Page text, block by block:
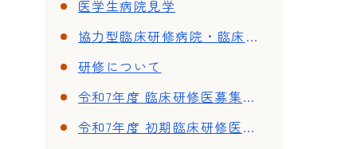
医学生病院見学
協力型臨床研修病院・臨床研修協力施設
研修について
令和7年度 臨床研修医募集要項
令和7年度 初期臨床研修医処遇